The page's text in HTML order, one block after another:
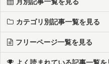
カテゴリ別記事一覧を見る
フリーページ一覧を見る